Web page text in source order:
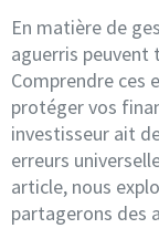
En matière de
aguerris peuvent
Comprendre ces
protéger vos
investisseur ait
erreurs
article, nous
partagerons des